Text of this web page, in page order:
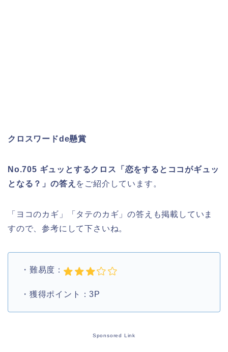
クロスワードde懸賞
No.705 ギュッとするクロス「恋をするとココがギュッ
となる？」の答え をご紹介しています。
「ヨコのカギ」「タテのカギ」の答えも掲載していま
すので、参考にして下さいね。
・難易度：
・獲得ポイント：3P
Sponsored Link